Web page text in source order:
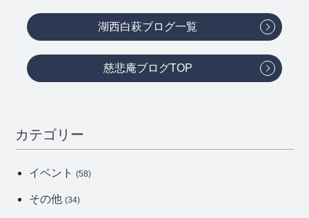
湖西白萩ブログ一覧
慈悲庵ブログTOP
カテゴリー
イベント(58)
その他(34)